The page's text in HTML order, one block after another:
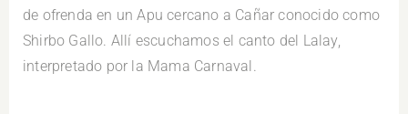
de ofrenda en un Apu cercano a Cañar conocido como
Shirbo Gallo. Allí escuchamos el canto del Lalay,
interpretado por la Mama Carnaval.